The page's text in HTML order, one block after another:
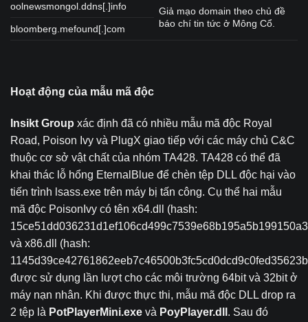
oolnewsmongol.ddns[.]info
Giả mạo domain theo chủ đề
báo chí tin tức ở Mông Cổ.
bloomberg.mefound[.]com
Hoạt động của mẫu mã độc
Insikt Group xác định đã có nhiều mẫu mã độc Royal
Road, Poison Ivy và PlugX giao tiếp với các máy chủ C&C
thuộc cơ sở vật chất của nhóm TA428. TA428 có thể đã
khai thác lỗ hổng EternalBlue để chèn tệp DLL độc hại vào
tiến trình lsass.exe trên máy bị tấn công. Cụ thể hai mẫu
mã độc PoisonIvy có tên x64.dll (hash:
và x86.dll (hash:
được sử dụng lần lượt cho các môi trường 64bit và 32bit ở
máy nạn nhân. Khi được thực thi, mẫu mã độc DLL drop ra
2 tệp là PotPlayerMini.exe và PoyPlayer.dll . Sau đó